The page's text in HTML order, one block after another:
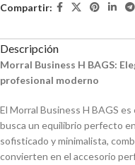
Compartir:
Descripción
Morral Business H BAGS:
profesional moderno
El Morral Business H BAGS
busca un equilibrio perfecto
sofisticado y minimalista,
convierten en el accesorio